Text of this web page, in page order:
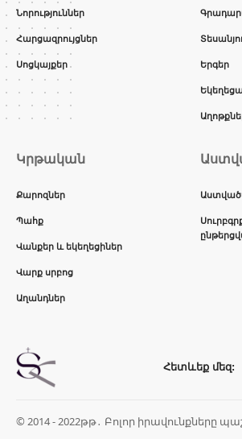
Նորություններ
Հարցազրույցներ
Սոցկայքեր Երգեր
Կրթական
Քարոզներ
Պահք
Վանքեր և եկեղեցիներ
Վարք սրբոց
Աղանդներ
Հետևեք մեզ:
© 2014 - 2022թթ․ Բոլոր իրավունքները